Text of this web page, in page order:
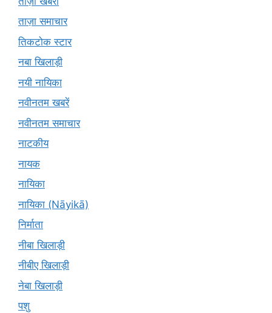
ताज़ा समाचार
तिकटोक स्टार
नबा खिलाड़ी
नयी नायिका
नवीनतम खबरें
नवीनतम समाचार
नाटकीय
नायक
नायिका
नायिका (Nāyikā)
निर्माता
नीबा खिलाड़ी
नीबीए खिलाड़ी
नेबा खिलाड़ी
पशु